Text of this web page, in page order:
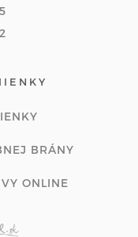
BRÁNY
ONLINE